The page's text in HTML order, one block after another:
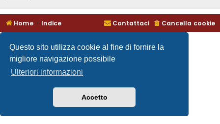
Questo sito utilizza cookie al fine di fornire la
migliore navigazione possibile
Ulteriori informazioni
Accetto
Home Indice Cancella cookie
Contattaci